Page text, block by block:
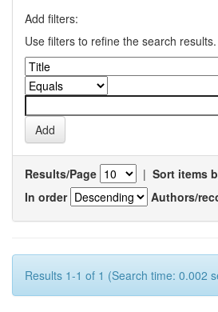
Add filters:
Use filters to refine the search results.
Results/Page | Sort items
In order
Authors/
Results 1-1 of 1 (Search time: 0.002